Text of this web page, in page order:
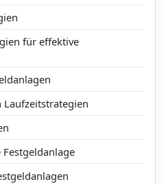
für effektive